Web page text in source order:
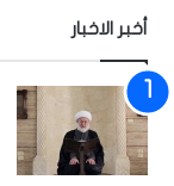
أخبر الاخبار